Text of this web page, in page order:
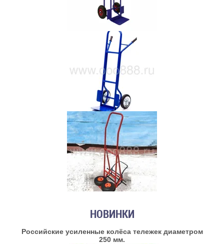
НОВИНКИ
Российские усиленные колёса тележек диаметром
250 мм.